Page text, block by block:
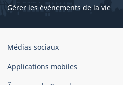
Gérer les événements de la vie
Organisation
gouvernement
Médias sociaux
Applications mobiles